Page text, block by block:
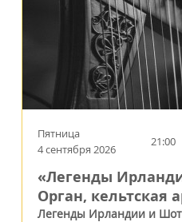
Пятница
4 сентября 2026
21:00
«Легенды
Орган, кельтская
Легенды Ирландии и